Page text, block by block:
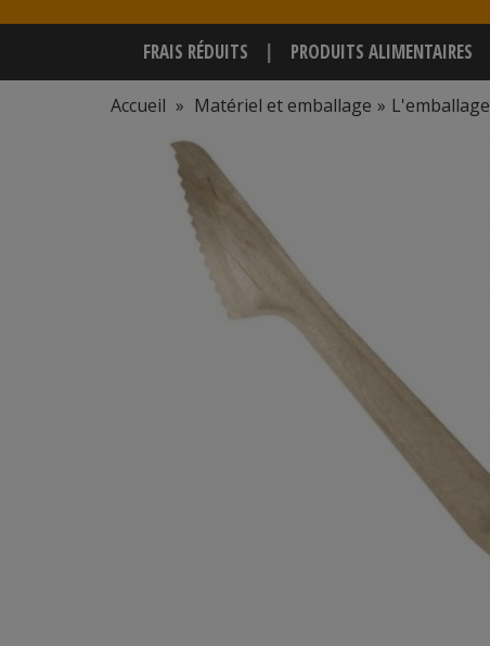
FRAIS RÉDUITS PRODUITS ALIMENTAIRES
Accueil » Matériel et emballage » L'emballage